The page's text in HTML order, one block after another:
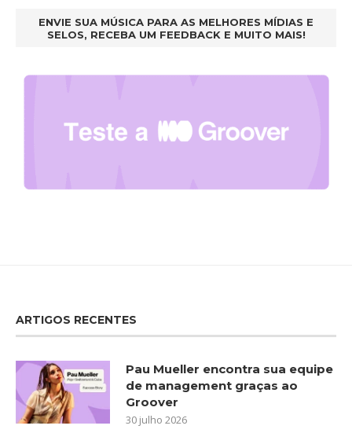
ENVIE SUA MÚSICA PARA AS MELHORES MÍDIAS E
SELOS, RECEBA UM FEEDBACK E MUITO MAIS!
ARTIGOS RECENTES
Pau Mueller encontra sua equipe
de management graças ao
Groover
30 julho 2026